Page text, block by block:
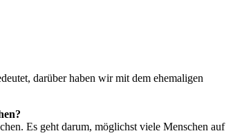
darüber haben wir mit dem ehemaligen
Es geht darum, möglichst viele Menschen auf